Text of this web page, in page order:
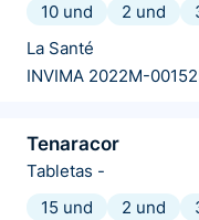
10 und
2 und
La Santé
INVIMA 2022M-
Tenaracor
Tabletas -
15 und
2 und